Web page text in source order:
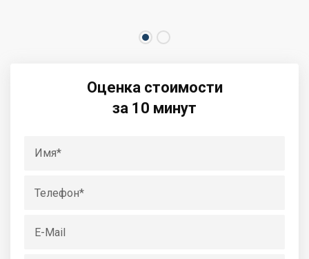
Оценка стоимости
за 10 минут